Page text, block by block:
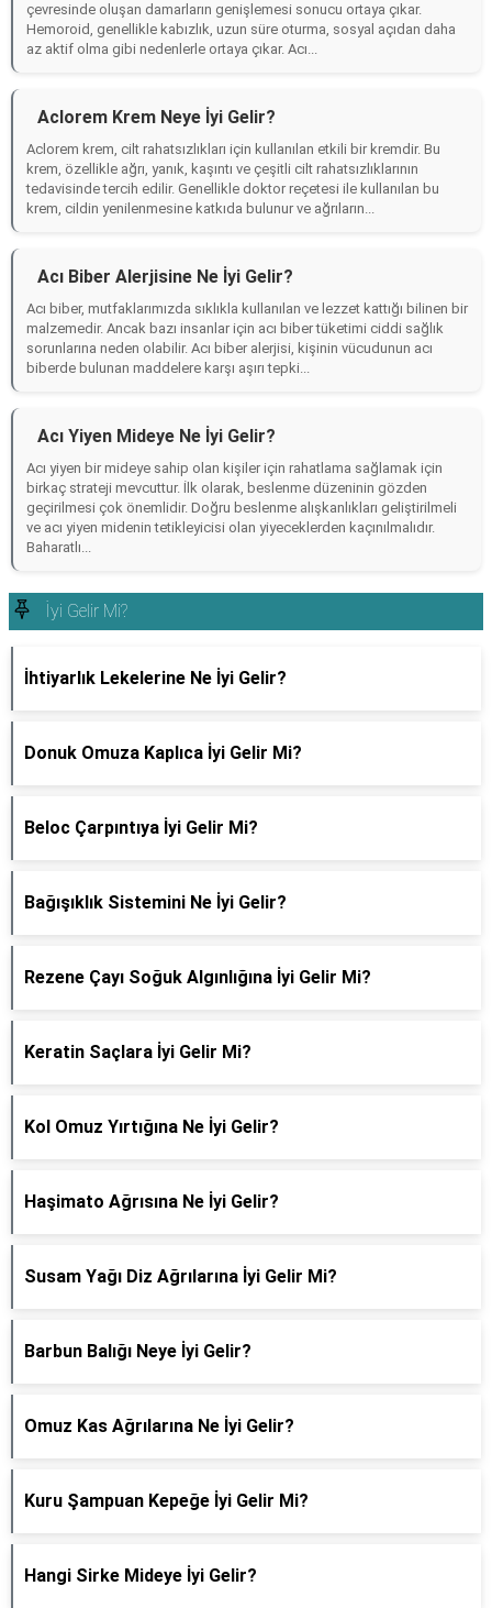
çevresinde oluşan damarların genişlemesi sonucu ortaya çıkar.
Hemoroid, genellikle kabızlık, uzun süre oturma, sosyal açıdan daha
az aktif olma gibi nedenlerle ortaya çıkar. Acı...
Aclorem Krem Neye İyi Gelir?
Aclorem krem, cilt rahatsızlıkları için kullanılan etkili bir kremdir. Bu
krem, özellikle ağrı, yanık, kaşıntı ve çeşitli cilt rahatsızlıklarının
tedavisinde tercih edilir. Genellikle doktor reçetesi ile kullanılan bu
krem, cildin yenilenmesine katkıda bulunur ve ağrıların...
Acı Biber Alerjisine Ne İyi Gelir?
Acı biber, mutfaklarımızda sıklıkla kullanılan ve lezzet kattığı bilinen bir
malzemedir. Ancak bazı insanlar için acı biber tüketimi ciddi sağlık
sorunlarına neden olabilir. Acı biber alerjisi, kişinin vücudunun acı
biberde bulunan maddelere karşı aşırı tepki...
Acı Yiyen Mideye Ne İyi Gelir?
Acı yiyen bir mideye sahip olan kişiler için rahatlama sağlamak için
birkaç strateji mevcuttur. İlk olarak, beslenme düzeninin gözden
geçirilmesi çok önemlidir. Doğru beslenme alışkanlıkları geliştirilmeli
ve acı yiyen midenin tetikleyicisi olan yiyeceklerden kaçınılmalıdır.
Baharatlı...
İyi Gelir Mi?
İhtiyarlık Lekelerine Ne İyi Gelir?
Donuk Omuza Kaplıca İyi Gelir Mi?
Beloc Çarpıntıya İyi Gelir Mi?
Bağışıklık Sistemini Ne İyi Gelir?
Rezene Çayı Soğuk Algınlığına İyi Gelir Mi?
Keratin Saçlara İyi Gelir Mi?
Kol Omuz Yırtığına Ne İyi Gelir?
Haşimato Ağrısına Ne İyi Gelir?
Susam Yağı Diz Ağrılarına İyi Gelir Mi?
Barbun Balığı Neye İyi Gelir?
Omuz Kas Ağrılarına Ne İyi Gelir?
Kuru Şampuan Kepeğe İyi Gelir Mi?
Hangi Sirke Mideye İyi Gelir?